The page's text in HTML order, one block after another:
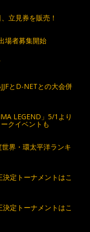
立見券を販売！
場者募集開始
とD-NETとの大会併
LEGEND」5/1より
クイベントも
界・環太平洋ランキ
定トーナメントはこ
定トーナメントはこ